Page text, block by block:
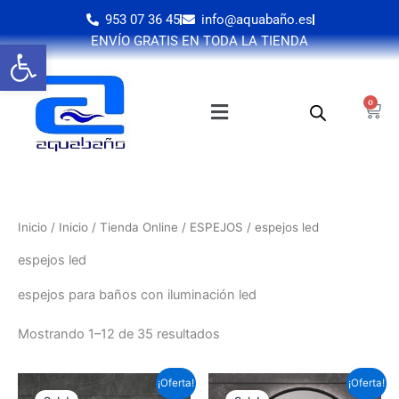
Abrir barra de herramientas
contenido
953 07 36 45
info@aquabaño.es
ENVÍO GRATIS EN TODA LA TIENDA
0
Cart
Inicio / Inicio / Tienda Online / ESPEJOS / espejos led
espejos led
espejos para baños con iluminación led
Mostrando 1–12 de 35 resultados
¡Oferta!
Este
¡Oferta!
Este